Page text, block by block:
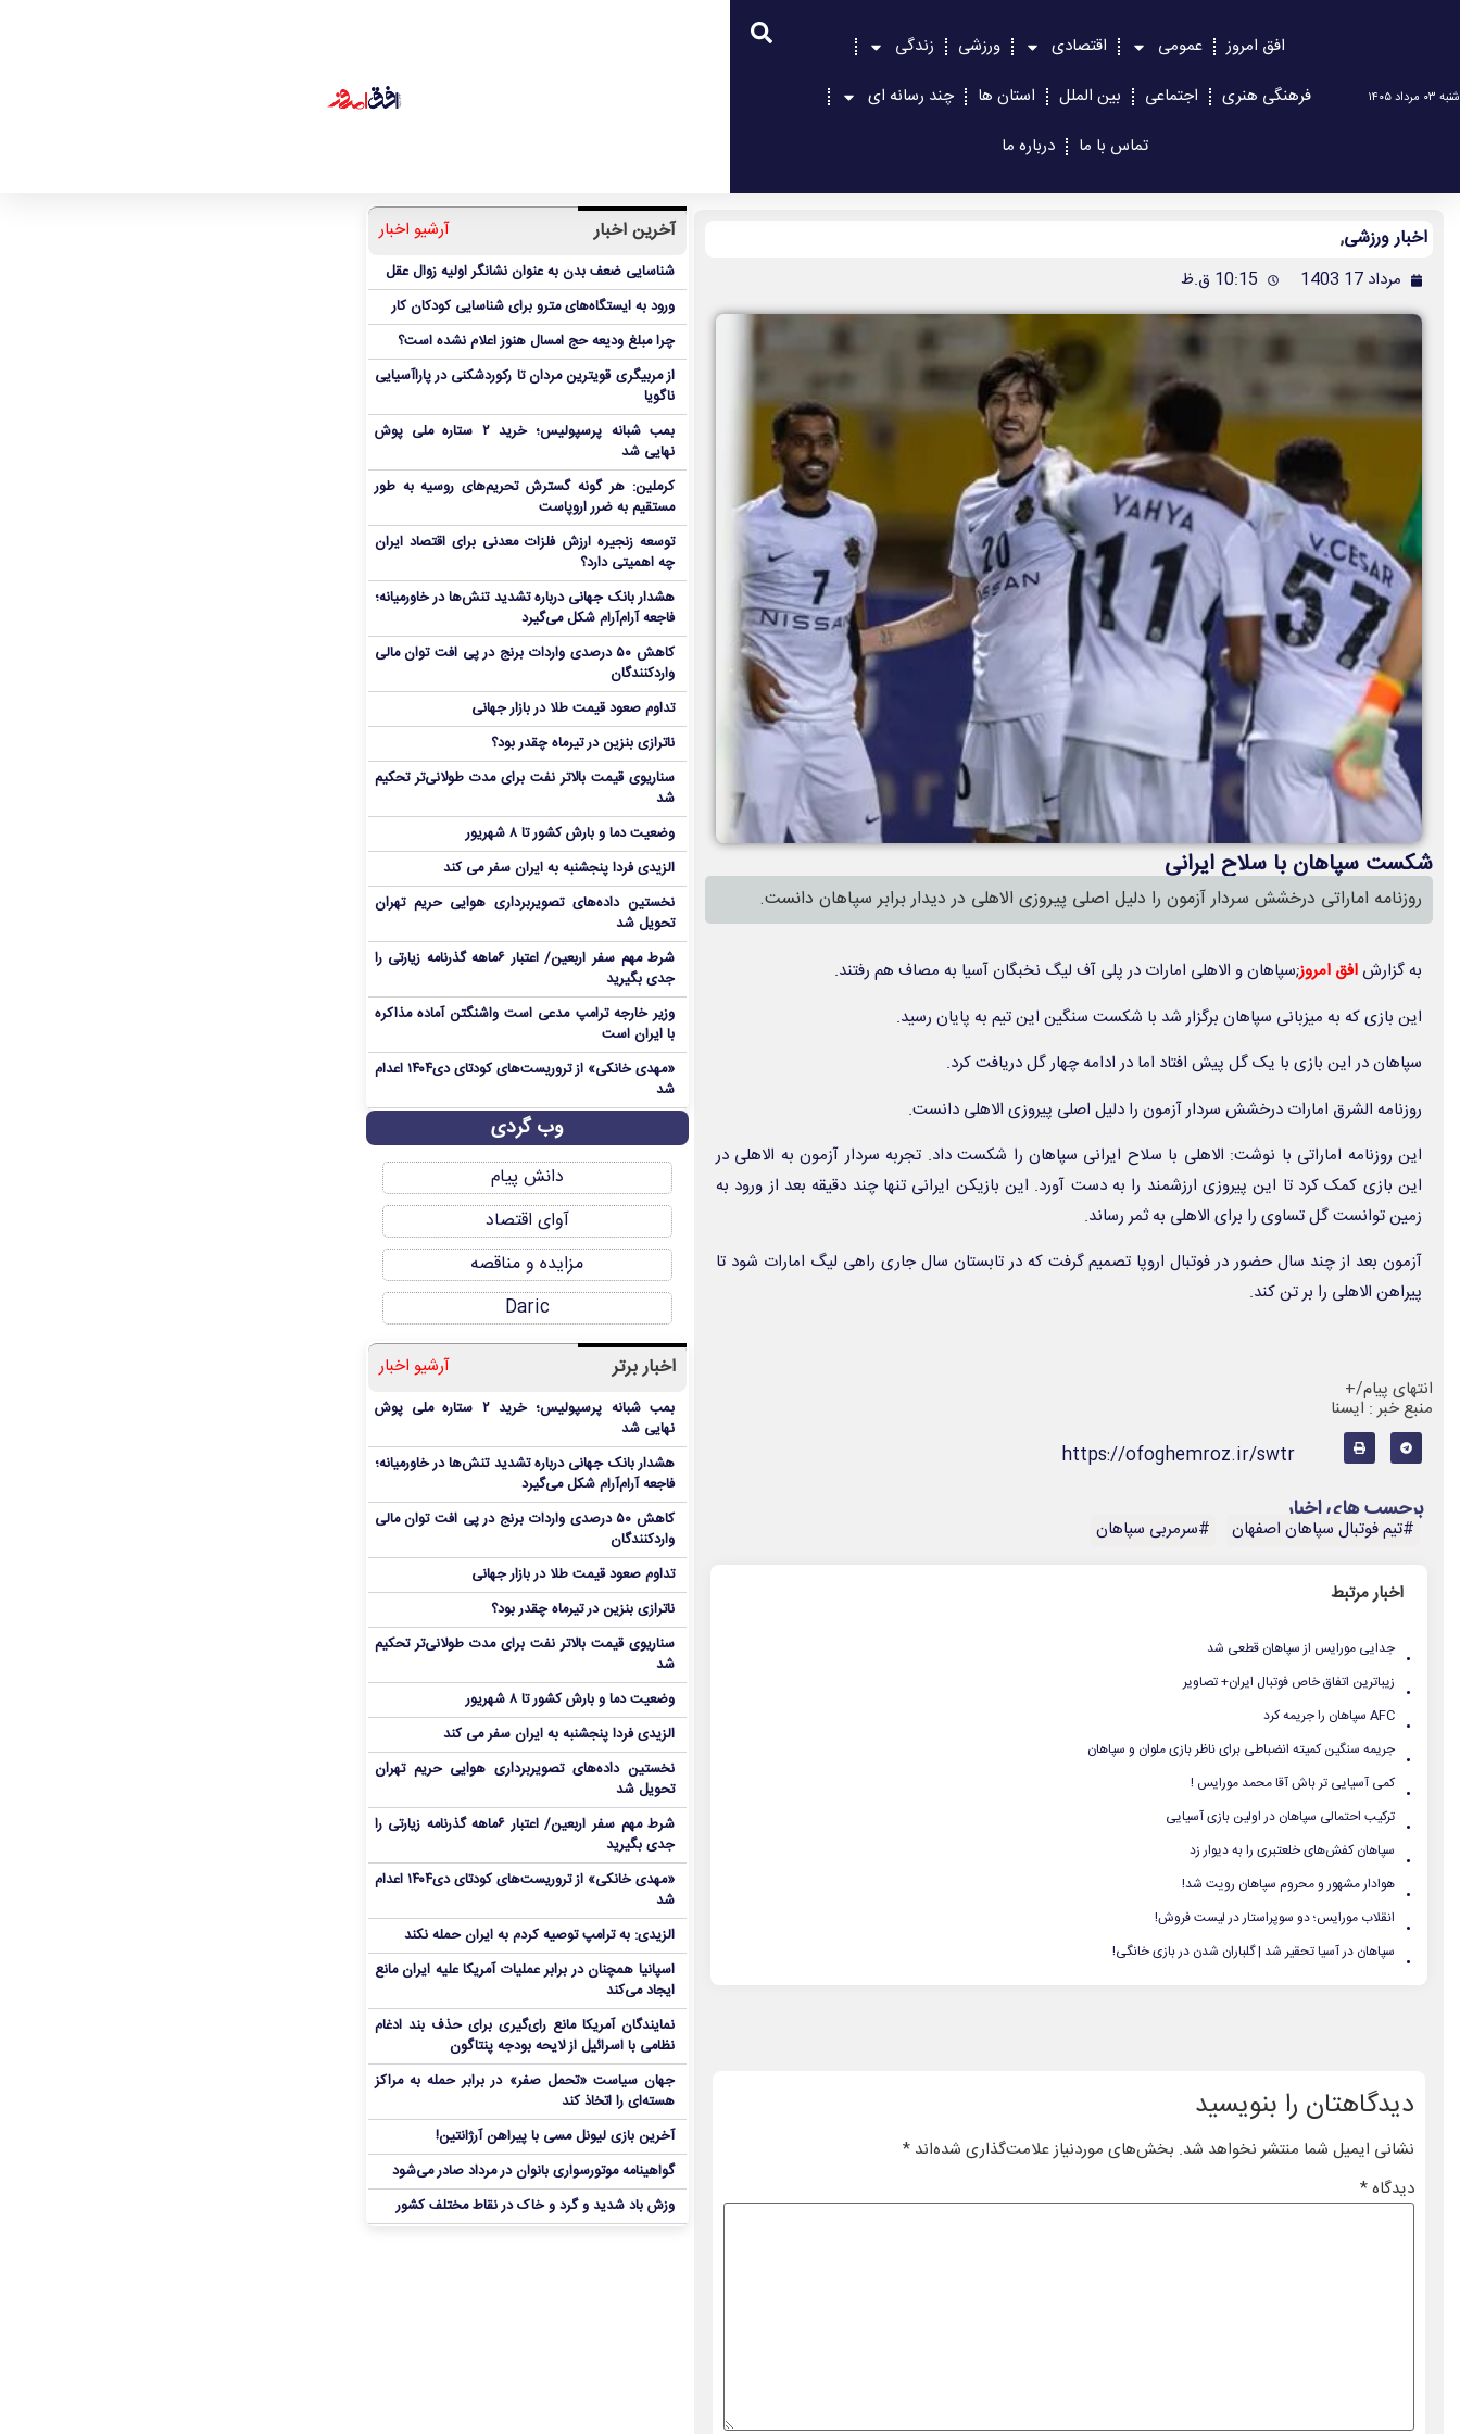
شنبه ۰۳ مرداد ۱۴۰۵
افق امروز عمومی اقتصادی ورزشی
زندگی
فرهنگی هنری
اجتماعی بین الملل استان ها
چند رسانه ای
تماس با ما
درباره ما
اخبار ورزشی,
مرداد 17 1403 10:15 ق.ظ
شکست سپاهان با سلاح ایرانی
روزنامه اماراتی درخشش سردار آزمون را دلیل اصلی پیروزی الاهلی در دیدار برابر سپاهان دانست.
به گزارش افق امروز;سپاهان و الاهلی امارات در پلی آف لیگ نخبگان آسیا به مصاف هم رفتند.
این بازی که به میزبانی سپاهان برگزار شد با شکست سنگین این تیم به پایان رسید.
سپاهان در این بازی با یک گل پیش افتاد اما در ادامه چهار گل دریافت کرد.
روزنامه الشرق امارات درخشش سردار آزمون را دلیل اصلی پیروزی الاهلی دانست.
این روزنامه اماراتی با نوشت: الاهلی با سلاح ایرانی سپاهان را شکست داد. تجربه سردار آزمون به الاهلی در
این بازی کمک کرد تا این پیروزی ارزشمند را به دست آورد. این بازیکن ایرانی تنها چند دقیقه بعد از ورود به
زمین توانست گل تساوی را برای الاهلی به ثمر رساند.
آزمون بعد از چند سال حضور در فوتبال اروپا تصمیم گرفت که در تابستان سال جاری راهی لیگ‌ امارات شود تا
پیراهن الاهلی را بر تن کند.
انتهای پیام/+
منبع خبر : ایسنا
https://ofoghemroz.ir/swtr
برچسب های اخبار
#تیم فوتبال سپاهان اصفهان #سرمربی سپاهان
اخبار مرتبط
. جدایی مورایس از سپاهان قطعی شد
. زیباترین اتفاق خاص فوتبال ایران+ تصاویر
. AFC سپاهان را جریمه کرد
. جریمه سنگین کمیته انضباطی برای ناظر بازی ملوان و سپاهان
. کمی آسیایی تر باش آقا محمد مورایس !
. ترکیب احتمالی سپاهان در اولین بازی آسیایی
. سپاهان کفش‌های خلعتبری را به دیوار زد
. هوادار مشهور و محروم سپاهان رویت شد!
. انقلاب مورایس؛ دو سوپراستار در لیست فروش!
. سپاهان در آسیا تحقیر شد | گلباران شدن در بازی خانگی!
دیدگاهتان را بنویسید
نشانی ایمیل شما منتشر نخواهد شد. بخش‌های موردنیاز علامت‌گذاری شده‌اند*
دیدگاه*
آخرین اخبار آرشیو اخبار
شناسایی ضعف بدن به عنوان نشانگر اولیه زوال عقل
ورود به ایستگاه‌های مترو برای شناسایی کودکان کار
چرا مبلغ ودیعه حج امسال هنوز اعلام نشده است؟
از مربیگری قویترین مردان تا رکوردشکنی در پاراآسیایی
ناگویا
بمب شبانه پرسپولیس؛ خرید ۲ ستاره ملی پوش
نهایی شد
کرملین: هر گونه گسترش تحریم‌های روسیه به طور
مستقیم به ضرر اروپاست
توسعه زنجیره ارزش فلزات معدنی برای اقتصاد ایران
چه اهمیتی دارد؟
هشدار بانک جهانی درباره تشدید تنش‌ها در خاورمیانه؛
فاجعه آرام‌آرام شکل می‌گیرد
کاهش ۵۰ درصدی واردات برنج در پی افت توان مالی
واردکنندگان
تداوم صعود قیمت طلا در بازار جهانی
ناترازی بنزین در تیرماه چقدر بود؟
سناریوی قیمت بالاتر نفت برای مدت طولانی‌تر تحکیم
شد
وضعیت دما و بارش کشور تا ۸ شهریور
الزیدی فردا پنجشنبه به ایران سفر می کند
نخستین داده‌های تصویربرداری هوایی حریم تهران
تحویل شد
شرط مهم سفر اربعین/ اعتبار ۶ماهه گذرنامه زیارتی را
جدی بگیرید
وزیر خارجه ترامپ مدعی است واشنگتن آماده مذاکره
با ایران است
«مهدی خانکی» از تروریست‌های کودتای دی۱۴۰۴ اعدام
شد
وب گردی
دانش پیام
آوای اقتصاد
مزایده و مناقصه
Daric
اخبار برتر آرشیو اخبار
بمب شبانه پرسپولیس؛ خرید ۲ ستاره ملی پوش
نهایی شد
هشدار بانک جهانی درباره تشدید تنش‌ها در خاورمیانه؛
فاجعه آرام‌آرام شکل می‌گیرد
کاهش ۵۰ درصدی واردات برنج در پی افت توان مالی
واردکنندگان
تداوم صعود قیمت طلا در بازار جهانی
ناترازی بنزین در تیرماه چقدر بود؟
سناریوی قیمت بالاتر نفت برای مدت طولانی‌تر تحکیم
شد
وضعیت دما و بارش کشور تا ۸ شهریور
الزیدی فردا پنجشنبه به ایران سفر می کند
نخستین داده‌های تصویربرداری هوایی حریم تهران
تحویل شد
شرط مهم سفر اربعین/ اعتبار ۶ماهه گذرنامه زیارتی را
جدی بگیرید
«مهدی خانکی» از تروریست‌های کودتای دی۱۴۰۴ اعدام
شد
الزیدی: به ترامپ توصیه کردم به ایران حمله نکند
اسپانیا همچنان در برابر عملیات آمریکا علیه ایران مانع
ایجاد می‌کند
نمایندگان آمریکا مانع رای‌گیری برای حذف بند ادغام
نظامی با اسرائیل از لایحه بودجه پنتاگون
جهان سیاست «تحمل صفر» در برابر حمله به مراکز
هسته‌ای را اتخاذ کند
آخرین بازی لیونل مسی با پیراهن آرژانتین!
گواهینامه موتورسواری بانوان در مرداد صادر می‌شود
وزش باد شدید و گرد و خاک در نقاط مختلف کشور